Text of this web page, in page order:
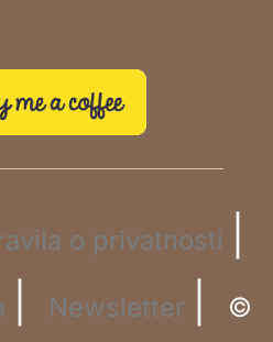
o privatnosti
Newsletter ©